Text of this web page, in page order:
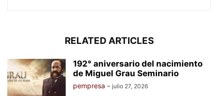
RELATED ARTICLES
192° aniversario del nacimiento
de Miguel Grau Seminario
pempresa - julio 27, 2026